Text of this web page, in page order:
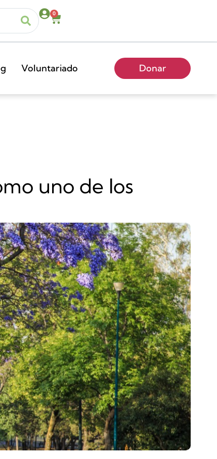
0
Voluntariado Donar
uno de los